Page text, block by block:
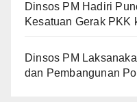
Dinsos PM Hadiri
Kesatuan Gerak PKK
Dinsos PM
dan Pembangunan